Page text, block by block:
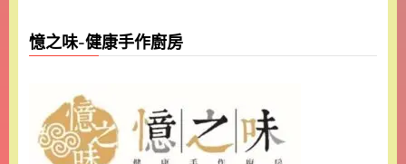
憶之味-健康手作廚房